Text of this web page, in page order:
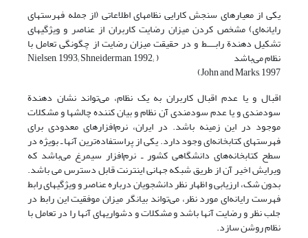
یکی از معیارهای سنجش کارایی نظامهای اطلاعاتی (از جمله فهرستهای
رایانه‌ای) مشخص کردن میزان رضایت کاربران از عناصر و ویژگیهای
تشکیل دهندة رابــــط و در حقیقت میزان رضایت از چگونگی تعامل با
نظام می‌باشد ( Nielsen, 1993; Shneiderman, 1992;
John and Marks, 1997)
اقبال و یا عدم اقبال کاربران به یک نظام، می‌تواند نشان دهندة
سودمندی و یا عدم سودمندی آن نظام و بیان کننده چالشها و مشکلات
موجود در این زمینه باشد. در ایران، نرم‌افزارهای معدودی برای
فهرستهای کتابخانه‌ای وجود دارد. یکی از پراستفاده‌ترین آنها ـ بویژه در
سطح کتابخانه‌های دانشگاهی کشور ـ نرم‌افزار سیمرغ می‌باشد که
ویرایش اخیر آن از طریق شبکه جهانی اینترنت قابل دسترس می باشد.
بدون شک، ارزیابی و اظهار نظر دانشجویان درباره عناصر و ویژگیهای رابط
فهرست رایانه‌ای مورد نظر، می‌تواند بیانگر میزان موفقیت این رابط در
جلب نظر و رضایت آنها باشد و مشکلات و دشواریهای آنها را در تعامل با
نظام روشن سازد.